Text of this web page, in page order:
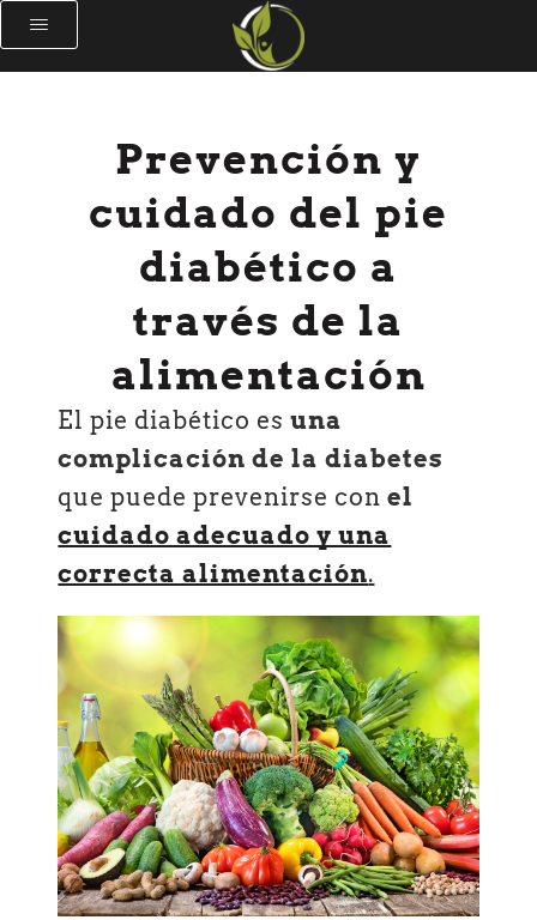
Prevención y
cuidado del pie
diabético a
través de la
alimentación
El pie diabético esuna
complicación de la diabetes
que puede prevenirse conel
cuidado adecuado y una
correcta alimentación.